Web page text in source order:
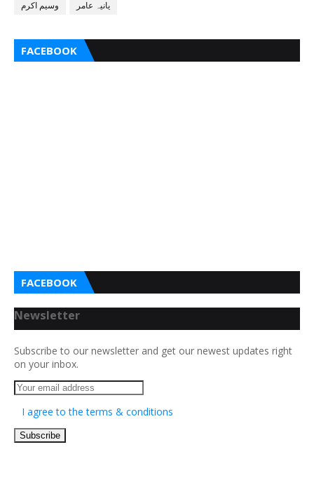
وسیم اکرم
یانیہ عامر
FACEBOOK
FACEBOOK
Newsletter
Subscribe to our newsletter and get our newest updates right
on your inbox.
I agree to the terms & conditions